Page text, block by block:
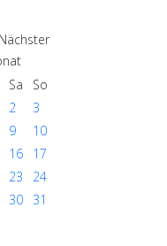
Sa
So
2
3
9
10
16
17
23
24
30 31